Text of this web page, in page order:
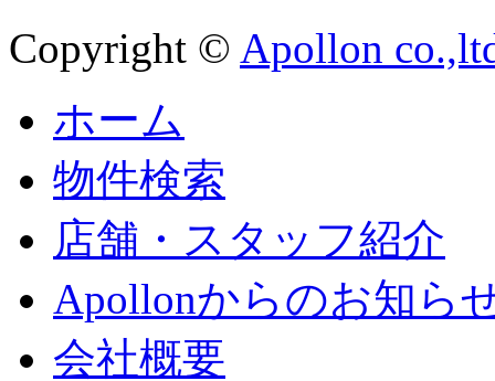
Copyright © Apollon
ホーム
物件検索
店舗・スタッフ紹介
Apollonからのお知ら
会社概要